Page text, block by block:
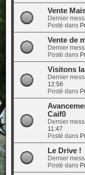
Vente
Dernier
Posté dans
Vente de
Dernier
Posté dans
Visitons
Dernier
12:56
Posté dans
Caif0
Dernier
11:47
Posté dans
Le Drive !
Dernier
Posté dans